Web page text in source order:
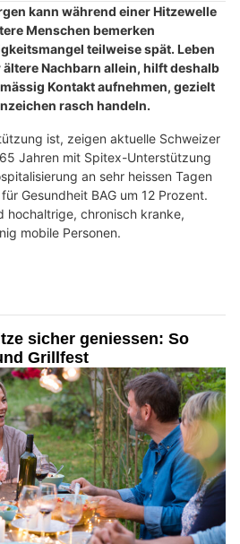
kann während einer Hitzewelle
Menschen bemerken
teilweise spät. Leben
Nachbarn allein, hilft deshalb
Kontakt aufnehmen, gezielt
rasch handeln.
ist, zeigen aktuelle Schweizer
Jahren mit Spitex-Unterstützung
an sehr heissen Tagen
Gesundheit BAG um 12 Prozent.
hochaltrige, chronisch kranke,
mobile Personen.
sicher geniessen: So
Grillfest